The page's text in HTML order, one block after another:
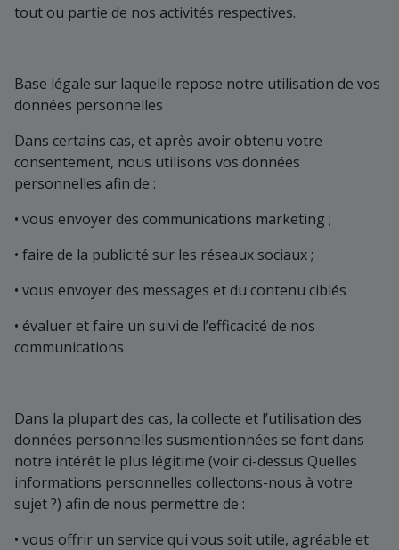
tout ou partie de nos activités respectives.
Base légale sur laquelle repose notre utilisation de vos
données personnelles
Dans certains cas, et après avoir obtenu votre
consentement, nous utilisons vos données
personnelles afin de :
• vous envoyer des communications marketing ;
• faire de la publicité sur les réseaux sociaux ;
• vous envoyer des messages et du contenu ciblés
• évaluer et faire un suivi de l’efficacité de nos
communications
Dans la plupart des cas, la collecte et l’utilisation des
données personnelles susmentionnées se font dans
notre intérêt le plus légitime (voir ci-dessus Quelles
informations personnelles collectons-nous à votre
sujet ?) afin de nous permettre de :
• vous offrir un service qui vous soit utile, agréable et